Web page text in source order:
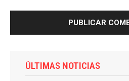
ÚLTIMAS NOTICIAS